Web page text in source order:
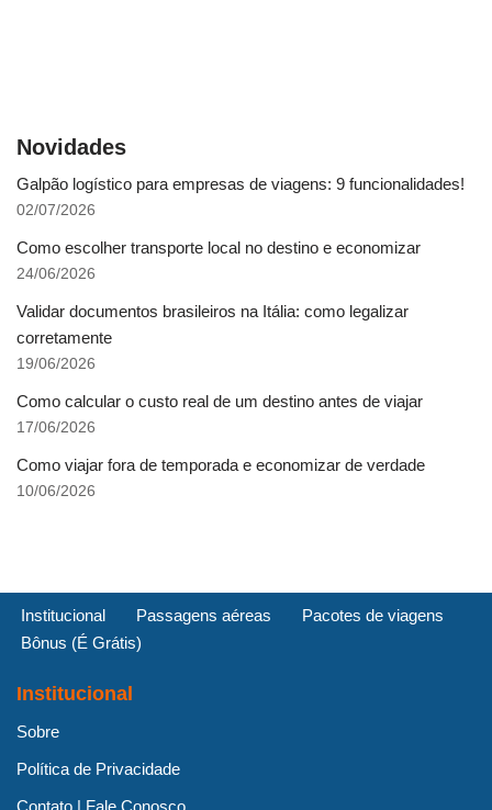
Novidades
Galpão logístico para empresas de viagens: 9 funcionalidades!
02/07/2026
Como escolher transporte local no destino e economizar
24/06/2026
Validar documentos brasileiros na Itália: como legalizar
corretamente
19/06/2026
Como calcular o custo real de um destino antes de viajar
17/06/2026
Como viajar fora de temporada e economizar de verdade
10/06/2026
Institucional Passagens aéreas
Pacotes de viagens
Bônus (É Grátis)
Institucional
Sobre
Política de Privacidade
Contato | Fale Conosco